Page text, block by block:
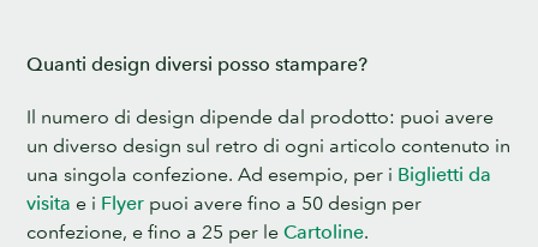
Quanti design diversi posso stampare?
Il numero di design dipende dal prodotto: puoi avere
un diverso design sul retro di ogni articolo contenuto in
una singola confezione. Ad esempio, per i Biglietti da
visita e i Flyer puoi avere fino a 50 design per
confezione, e fino a 25 per le Cartoline.